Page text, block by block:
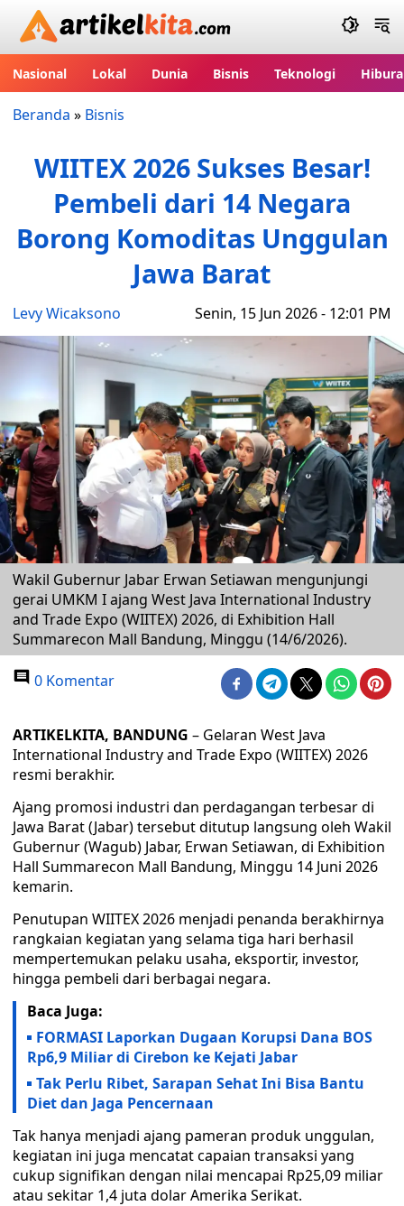
Artikelkita.com
Nasional Lokal Dunia Bisnis Teknologi
Beranda » Bisnis
WIITEX 2026 Sukses Besar!
Pembeli dari 14 Negara
Borong Komoditas Unggulan
Jawa Barat
Levy Wicaksono Senin, 15 Jun 2026 - 12:01 PM
Wakil Gubernur Jabar Erwan Setiawan mengunjungi
gerai UMKM I ajang West Java International Industry
and Trade Expo (WIITEX) 2026, di Exhibition Hall
Summarecon Mall Bandung, Minggu (14/6/2026).
0 Komentar
ARTIKELKITA, BANDUNG – Gelaran West Java
International Industry and Trade Expo (WIITEX) 2026
resmi berakhir.
Ajang promosi industri dan perdagangan terbesar di
Jawa Barat (Jabar) tersebut ditutup langsung oleh Wakil
Gubernur (Wagub) Jabar, Erwan Setiawan, di Exhibition
Hall Summarecon Mall Bandung, Minggu 14 Juni 2026
kemarin.
Penutupan WIITEX 2026 menjadi penanda berakhirnya
rangkaian kegiatan yang selama tiga hari berhasil
mempertemukan pelaku usaha, eksportir, investor,
hingga pembeli dari berbagai negara.
Baca Juga:
FORMASI Laporkan Dugaan Korupsi Dana BOS
Rp6,9 Miliar di Cirebon ke Kejati Jabar
Tak Perlu Ribet, Sarapan Sehat Ini Bisa Bantu
Diet dan Jaga Pencernaan
Tak hanya menjadi ajang pameran produk unggulan,
kegiatan ini juga mencatat capaian transaksi yang
cukup signifikan dengan nilai mencapai Rp25,09 miliar
atau sekitar 1,4 juta dolar Amerika Serikat.